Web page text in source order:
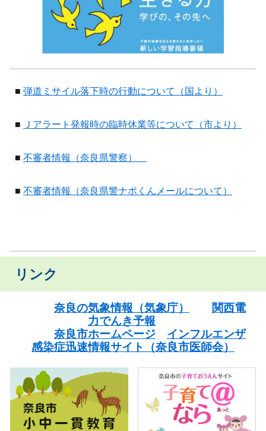
■弾道ミサイル落下時の行動について（国より）
■ Ｊアラート発報時の臨時休業等について（市より）
■不審者情報（奈良県警察）
■不審者情報（奈良県警ナポくんメールについて）
リンク
奈良の気象情報（気象庁）
関西電
力でんき予報
奈良市ホームページ
インフルエンザ
感染症迅速情報サイト（奈良市医師会）